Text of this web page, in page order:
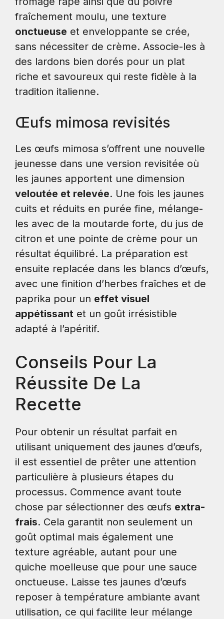
fraîchement moulu, une texture
onctueuse et enveloppante se crée,
sans nécessiter de crème. Associe-les à
des lardons bien dorés pour un plat
riche et savoureux qui reste fidèle à la
tradition italienne.
Œufs mimosa revisités
Les œufs mimosa s’offrent une nouvelle
jeunesse dans une version revisitée où
les jaunes apportent une dimension
veloutée et relevée. Une fois les jaunes
cuits et réduits en purée fine, mélange-
les avec de la moutarde forte, du jus de
citron et une pointe de crème pour un
résultat équilibré. La préparation est
ensuite replacée dans les blancs d’œufs,
avec une finition d’herbes fraîches et de
paprika pour un effet visuel
appétissant et un goût irrésistible
adapté à l’apéritif.
Conseils Pour La
Réussite De La
Recette
Pour obtenir un résultat parfait en
utilisant uniquement des jaunes d’œufs,
il est essentiel de prêter une attention
particulière à plusieurs étapes du
processus. Commence avant toute
chose par sélectionner des œufs extra-
frais. Cela garantit non seulement un
goût optimal mais également une
texture agréable, autant pour une
quiche moelleuse que pour une sauce
onctueuse. Laisse tes jaunes d’œufs
reposer à température ambiante avant
utilisation, ce qui facilite leur mélange